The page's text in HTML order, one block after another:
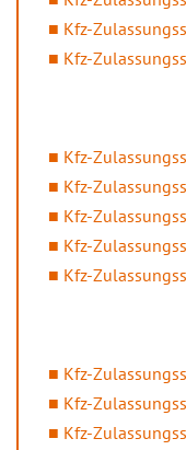
Kfz-
Kfz-
Kfz-
Kfz-
Kfz-
Kfz-
Kfz-
Kfz-
Kfz-
Kfz-